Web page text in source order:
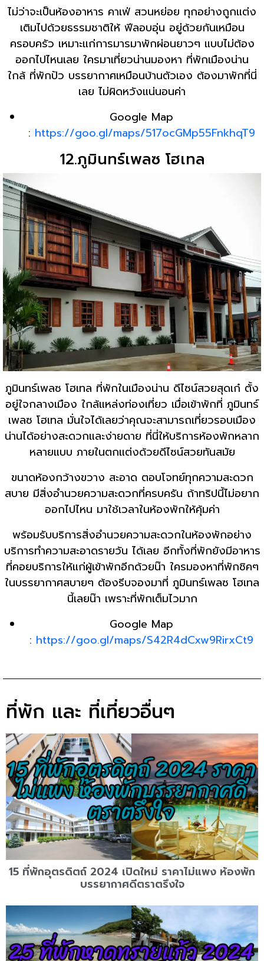
ไม่ว่าจะเป็นห้องอาหาร คาเฟ่ สวนหย่อย ทุกอย่างถูกแต่ง
เติมไปด้วยธรรมชาติให้ ฟีลอบอุ่น อยู่ด้วยกันเหมือน
ครอบครัว เหมาะแก่การมารมาพักผ่อนยาวๆ แบบไม่ต้อง
ออกไปไหนเลย ใครมาเที่ยวน่านมองหา ที่พักเมืองน่าน
ใกล้ ที่พักปัว บรรยากาศเหมือนบ้านตัวเอง ต้องมาพักที่นี่
เลย ไม่ผิดหวังแน่นอนค่า
Google Map
: https://goo.gl/maps/517ocGMp55FnkhqT9
12.ภูมินทร์เพลซ โฮเทล
ภูมินทร์เพลซ โฮเทล ที่พักในเมืองน่าน ดีไซน์สวยสุดเก๋ ตั้ง
อยู่ใจกลางเมือง ใกล้แหล่งท่องเที่ยว เมื่อเข้าพักที่ ภูมินทร์
เพลซ โฮเทล มั่นใจได้เลยว่าคุณจะสามารถเที่ยวรอบเมือง
น่านได้อย่างสะดวกและง่ายดาย ที่นี่ให้บริการห้องพักหลาก
หลายแบบ ภายในตกแต่งด้วยดีไซน์สวยทันสมัย
ขนาดห้องกว้างขวาง สะอาด ตอบโจทย์ทุกความสะดวก
สบาย มีสิ่งอำนวยความสะดวกที่ครบครัน ถ้าทริปนี้ไม่อยาก
ออกไปไหน มาใช้เวลาในห้องพักให้คุ้มค่า
พร้อมรับบริการสิ่งอำนวยความสะดวกในห้องพักอย่าง
บริการทำความสะอาดรายวัน ได้เลย อีกทั้งที่พักยังมีอาหาร
ที่คอยบริการให้แก่ผู้เข้าพักอีกด้วยน๊า ใครมองหาที่พักชิคๆ
ในบรรยากาศสบายๆ ต้องรีบจองมาที่ ภูมินทร์เพลซ โฮเทล
นี้เลยน๊า เพราะที่พักเต็มไวมาก
Google Map
: https://goo.gl/maps/S42R4dCxw9RirxCt9
ที่พัก และ ที่เที่ยวอื่นๆ
15 ที่พักอุตรดิตถ์ 2024 เปิดใหม่ ราคาไม่แพง ห้องพัก
บรรยากาศดีตราตรึงใจ